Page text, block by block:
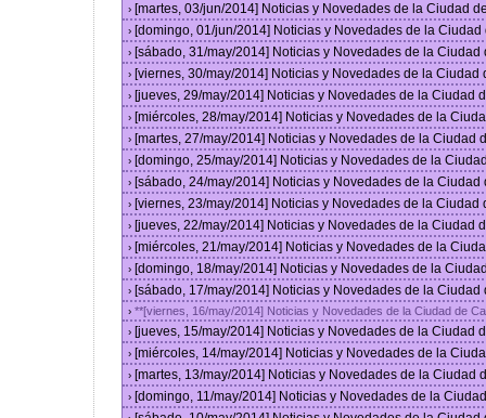
› [martes, 03/jun/2014] Noticias y Novedades de la Ciudad
› [domingo, 01/jun/2014] Noticias y Novedades de la
› [sábado, 31/may/2014] Noticias y Novedades de la
› [viernes, 30/may/2014] Noticias y Novedades de la
› [jueves, 29/may/2014] Noticias y Novedades de la Ciudad
› [miércoles, 28/may/2014] Noticias y Novedades de la
› [martes, 27/may/2014] Noticias y Novedades de la Ciudad
› [domingo, 25/may/2014] Noticias y Novedades de la
› [sábado, 24/may/2014] Noticias y Novedades de la
› [viernes, 23/may/2014] Noticias y Novedades de la
› [jueves, 22/may/2014] Noticias y Novedades de la Ciudad
› [miércoles, 21/may/2014] Noticias y Novedades de la
› [domingo, 18/may/2014] Noticias y Novedades de la
› [sábado, 17/may/2014] Noticias y Novedades de la
› **[viernes, 16/may/2014] Noticias y Novedades de la Ciudad de
› [jueves, 15/may/2014] Noticias y Novedades de la Ciudad
› [miércoles, 14/may/2014] Noticias y Novedades de la
› [martes, 13/may/2014] Noticias y Novedades de la Ciudad
› [domingo, 11/may/2014] Noticias y Novedades de la